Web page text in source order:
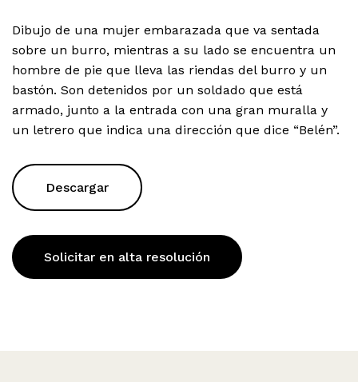
Dibujo de una mujer embarazada que va sentada
sobre un burro, mientras a su lado se encuentra un
hombre de pie que lleva las riendas del burro y un
bastón. Son detenidos por un soldado que está
armado, junto a la entrada con una gran muralla y
un letrero que indica una dirección que dice “Belén”.
Descargar
Solicitar en alta resolución